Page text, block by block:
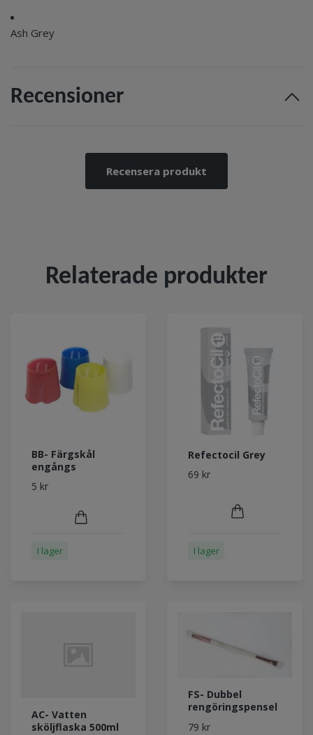
Ash Grey
Recensioner
Recensera produkt
Relaterade produkter
BB- Färgskål
engångs
5 kr
I lager
Refectocil Grey
69 kr
I lager
AC- Vatten
sköljflaska 500ml
FS- Dubbel
rengöringspensel
79 kr